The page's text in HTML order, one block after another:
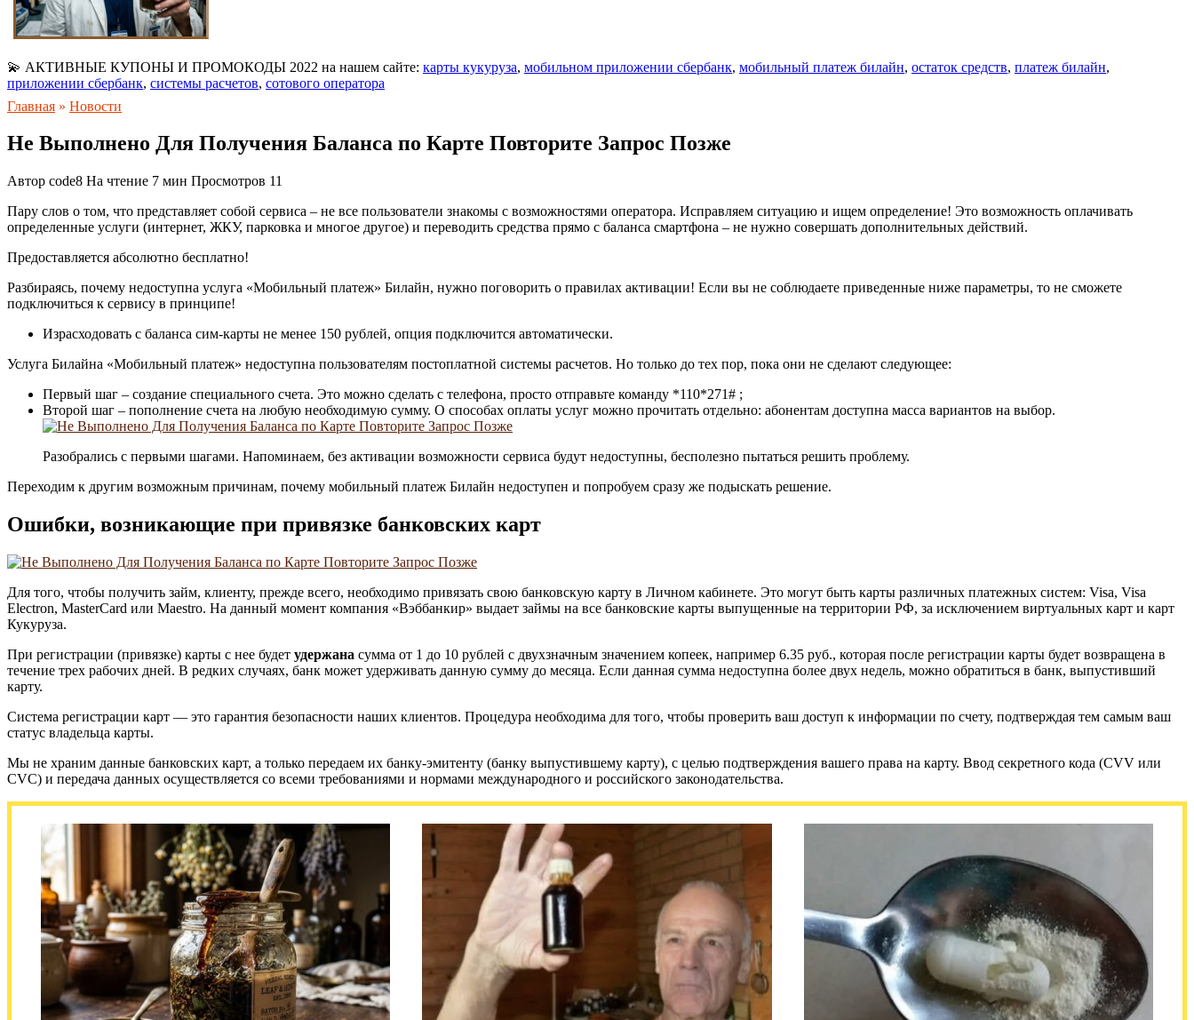
💫 АКТИВНЫЕ КУПОНЫ И ПРОМОКОДЫ 2022 на нашем сайте: карты кукуруза, мобильном приложении сбербанк, мобильный платеж билайн, остаток средств, платеж билайн,
приложении сбербанк, системы расчетов, сотового оператора
Главная » Новости
Не Выполнено Для Получения Баланса по Карте Повторите Запрос Позже
Автор code8 На чтение 7 мин Просмотров 11
Пару слов о том, что представляет собой сервиса – не все пользователи знакомы с возможностями оператора. Исправляем ситуацию и ищем определение! Это возможность оплачивать
определенные услуги (интернет, ЖКУ, парковка и многое другое) и переводить средства прямо с баланса смартфона – не нужно совершать дополнительных действий.
Предоставляется абсолютно бесплатно!
Разбираясь, почему недоступна услуга «Мобильный платеж» Билайн, нужно поговорить о правилах активации! Если вы не соблюдаете приведенные ниже параметры, то не сможете
подключиться к сервису в принципе!
Израсходовать с баланса сим-карты не менее 150 рублей, опция подключится автоматически.
Услуга Билайна «Мобильный платеж» недоступна пользователям постоплатной системы расчетов. Но только до тех пор, пока они не сделают следующее:
Первый шаг – создание специального счета. Это можно сделать с телефона, просто отправьте команду *110*271# ;
Второй шаг – пополнение счета на любую необходимую сумму. О способах оплаты услуг можно прочитать отдельно: абонентам доступна масса вариантов на выбор.
Разобрались с первыми шагами. Напоминаем, без активации возможности сервиса будут недоступны, бесполезно пытаться решить проблему.
Переходим к другим возможным причинам, почему мобильный платеж Билайн недоступен и попробуем сразу же подыскать решение.
Ошибки, возникающие при привязке банковских карт
Для того, чтобы получить займ, клиенту, прежде всего, необходимо привязать свою банковскую карту в Личном кабинете. Это могут быть карты различных платежных систем: Visa, Visa
Electron, MasterCard или Maestro. На данный момент компания «Вэббанкир» выдает займы на все банковские карты выпущенные на территории РФ, за исключением виртуальных карт и карт
Кукуруза.
При регистрации (привязке) карты с нее будет удержана сумма от 1 до 10 рублей с двухзначным значением копеек, например 6.35 руб., которая после регистрации карты будет возвращена в
течение трех рабочих дней. В редких случаях, банк может удерживать данную сумму до месяца. Если данная сумма недоступна более двух недель, можно обратиться в банк, выпустивший
карту.
Система регистрации карт — это гарантия безопасности наших клиентов. Процедура необходима для того, чтобы проверить ваш доступ к информации по счету, подтверждая тем самым ваш
статус владельца карты.
Мы не храним данные банковских карт, а только передаем их банку-эмитенту (банку выпустившему карту), с целью подтверждения вашего права на карту. Ввод секретного кода (CVV или
CVC) и передача данных осуществляется со всеми требованиями и нормами международного и российского законодательства.